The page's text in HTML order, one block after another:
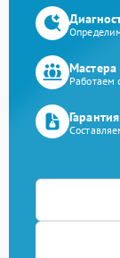
Мастера
Работаем